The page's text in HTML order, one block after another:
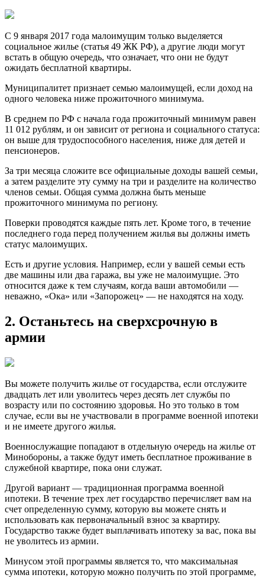
С 9 января 2017 года малоимущим только выделяется
социальное жилье (статья 49 ЖК РФ), а другие люди могут
встать в общую очередь, что означает, что они не будут
ожидать бесплатной квартиры.
Муниципалитет признает семью малоимущей, если доход на
одного человека ниже прожиточного минимума.
В среднем по РФ с начала года прожиточный минимум равен
11 012 рублям, и он зависит от региона и социального статуса:
он выше для трудоспособного населения, ниже для детей и
пенсионеров.
За три месяца сложите все официальные доходы вашей семьи,
а затем разделите эту сумму на три и разделите на количество
членов семьи. Общая сумма должна быть меньше
прожиточного минимума по региону.
Поверки проводятся каждые пять лет. Кроме того, в течение
последнего года перед получением жилья вы должны иметь
статус малоимущих.
Есть и другие условия. Например, если у вашей семьи есть
две машины или два гаража, вы уже не малоимущие. Это
относится даже к тем случаям, когда ваши автомобили —
неважно, «Ока» или «Запорожец» — не находятся на xоду.
2. Останьтесь на сверхсрочную в
армии
Вы можете получить жилье от государства, если отслужите
двадцать лет или уволитесь через десять лет службы по
возрaсту или по состоянию здоровья. Но это только в том
случае, если вы не участвовали в программе военной ипотеки
и не имеете другого жилья.
Военнослужащие попадают в отдельную очередь на жилье от
Минобороны, а также будут иметь бесплатное проживание в
служебной квартире, пока они служат.
Другой вариант — традиционная программа военной
ипотеки. В течение трех лет государство перечисляет вам на
счет определенную сумму, которую вы можете снять и
использовать как первоначальный взнос за квартиру.
Государство также будет выплачивать ипотеку за вас, пока вы
не уволитесь из армии.
Минусом этой программы является то, что максимальная
сумма ипотеки, которую можно получить по этой программе,